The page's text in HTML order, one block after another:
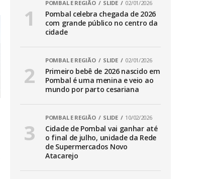
POMBAL E REGIÃO SLIDE 02/01/2026
Pombal celebra chegada de 2026
com grande público no centro da
cidade
POMBAL E REGIÃO SLIDE 02/01/2026
Primeiro bebê de 2026 nascido em
Pombal é uma menina e veio ao
mundo por parto cesariana
POMBAL E REGIÃO SLIDE 10/02/2026
Cidade de Pombal vai ganhar até
o final de julho, unidade da Rede
de Supermercados Novo
Atacarejo